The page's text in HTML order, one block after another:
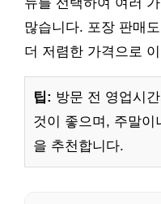
많습니다. 포장 판매
더 저렴한 가격으로
팁: 방문 전 영업시
것이 좋으며, 주말이
을 추천합니다.